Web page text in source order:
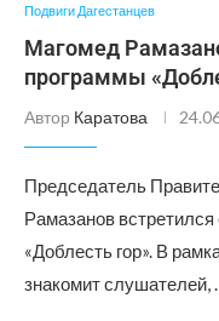
Подвиги Дагестанцев
Магомед
программы
Автор Каратова
Председатель
Рамазанов
«Доблесть гор». В
знакомит слушателей,